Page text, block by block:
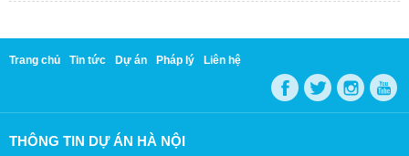
Trang chủ Tin tức Dự án Pháp lý Liên hệ
THÔNG TIN DỰ ÁN HÀ NỘI